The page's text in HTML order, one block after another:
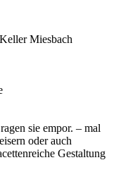
Miesbach
sie empor. – mal
oder auch
Gestaltung